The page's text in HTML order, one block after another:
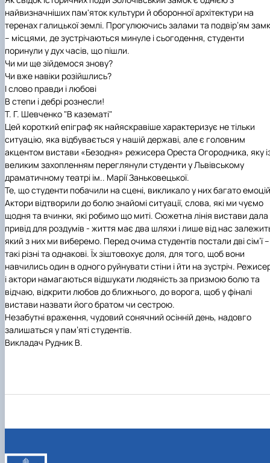
Іноземні мови
Працевлаштування
Їдальні та буфети
Студентські квитки
Центр вивчення мов
Психологічна підтримка
Інклюзивне середовище
Рада молодих вчених
Наукові школи
Стартап школа НУБіП України
Методичні рекомендації, пам'ятки
Форми документів
Патентно-ліцензійна діяльність
ЦКНО «Агропромисловий комплекс, лісове і
садово-паркове господарство, ветеринарна
медицина»
Обладнання НУБіП України
Біоетична комісія
Наукові видання
Досліднику та автору
Звіт про проведення НТЗ
Наукові журнали НУБіП України
Наукові журнали НУБіП України (English)
Пам'ятка про проведення науково-
заходів
Порядок планування та організації
проведення НТЗ
Результати науково-технічних заходів
Монографії
Наука для бізнесу
Каталог наукових послуг
«SEB-2024»
«SEB-2025»
Наглядова рада
Рада роботодавців
Благодійний фонд «Голосіївська ініціатива
2020»
Історія університету
Видатні випускники та працівники
Звіт ректора
Пам'яті захисників України
Почесні доктори і професори НУБіП України
Пресслужба
Університетський кур'єр
Вибори ректора
Програма розвитку університету
ініціатива – 2025»
Доступ до публічної інформації
Державні закупівлі
Офіційна символіка
Антикорупційні заходи
Уповноважена особа з питань запобігання
виявлення корупції
Положення про антикорупційного
уповноваженого НУБіП України
Національні нормативно-правові акти
Нормативно-правові акти НУБіП України
Інформаційні ресурси НАЗК
Методичні роз’яснення НАЗК
Антикорупційні заходи
Гендерна радниця
Контактна інформація
найвизначніших пам'яток культури й оборонної архітектури на
теренах галицької землі. Прогулюючись залами та подвір’ям
– місцями, де зустрічаються минуле і сьогодення, студенти
поринули у дух часів, що пішли.
Чи ми ще зійдемося знову?
Чи вже навіки розійшлись?
І слово правди і любові
В степи і дебрі рознесли!
Т. Г. Шевченко "В казематі"
Цей короткий епіграф як найяскравіше характеризує не тільки
ситуацію, яка відбувається у нашій державі, але є головним
акцентом вистави «Безодня» режисера Ореста Огородника, яку
великим захопленням переглянули студенти у Львівському
драматичному театрі ім.. Марії Заньковецької.
Те, що студенти побачили на сцені, викликало у них багато
Актори відтворили до болю знайомі ситуації, слова, які ми чуємо
щодня та вчинки, які робимо що миті. Сюжетна лінія вистави дала
привід для роздумів - життя має два шляхи і лише від нас
який з них ми виберемо. Перед очима студентів постали дві сім’ї –
такі різні та однакові. Їх зіштовохує доля, для того, щоб вони
навчились один в одного руйнувати стіни і йти на зустріч.
і актори намагаються відшукати людяність за призмою болю та
відчаю, відкрити любов до ближнього, до ворога, щоб у фіналі
вистави назвати його братом чи сестрою.
Незабутні враження, чудовий сонячний осінній день, надовго
залишаться у пам’яті студентів.
Викладач Рудник В.